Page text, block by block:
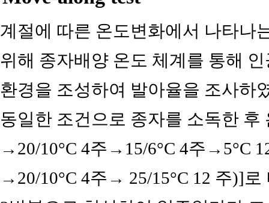
계절에 따른 온도변화에서 나타나
위해 종자배양 온도 체계를 통해
환경을 조성하여 발아율을 조사하
동일한 조건으로 종자를 소독한 후
→20/10°C 4주→15/6°C 4주→5°C
→20/10°C 4주→ 25/15°C 12 주)]